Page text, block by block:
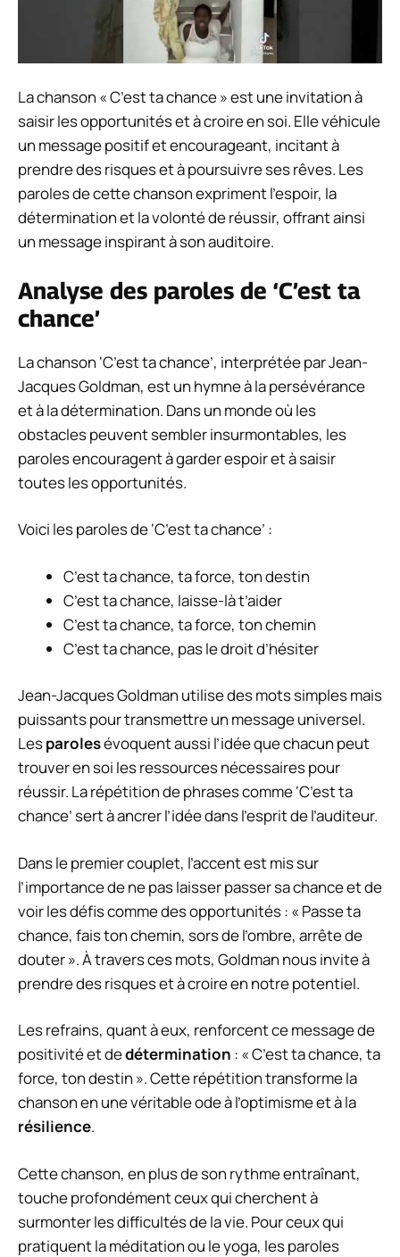
La chanson « C’est ta chance » est une invitation à
saisir les opportunités et à croire en soi. Elle véhicule
un message positif et encourageant, incitant à
prendre des risques et à poursuivre ses rêves. Les
paroles de cette chanson expriment l’espoir, la
détermination et la volonté de réussir, offrant ainsi
un message inspirant à son auditoire.
Analyse des paroles de ‘C’est ta
chance’
La chanson ‘C’est ta chance’, interprétée par Jean-
Jacques Goldman, est un hymne à la persévérance
et à la détermination. Dans un monde où les
obstacles peuvent sembler insurmontables, les
paroles encouragent à garder espoir et à saisir
toutes les opportunités.
Voici les paroles de ‘C’est ta chance’ :
C’est ta chance, ta force, ton destin
C’est ta chance, laisse-là t’aider
C’est ta chance, ta force, ton chemin
C’est ta chance, pas le droit d’hésiter
Jean-Jacques Goldman utilise des mots simples mais
puissants pour transmettre un message universel.
Lesparolesévoquent aussi l’idée que chacun peut
trouver en soi les ressources nécessaires pour
réussir. La répétition de phrases comme ‘C’est ta
chance’ sert à ancrer l’idée dans l’esprit de l’auditeur.
Dans le premier couplet, l’accent est mis sur
l’importance de ne pas laisser passer sa chance et de
voir les défis comme des opportunités : « Passe ta
chance, fais ton chemin, sors de l’ombre, arrête de
douter ». À travers ces mots, Goldman nous invite à
prendre des risques et à croire en notre potentiel.
Les refrains, quant à eux, renforcent ce message de
positivité et dedétermination : « C’est ta chance, ta
force, ton destin ». Cette répétition transforme la
chanson en une véritable ode à l’optimisme et à la
résilience.
Cette chanson, en plus de son rythme entraînant,
touche profondément ceux qui cherchent à
surmonter les difficultés de la vie. Pour ceux qui
pratiquent la méditation ou le yoga, les paroles